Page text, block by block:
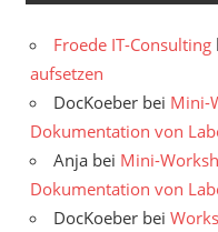
Froede IT-Consulting
aufsetzen
DocKoeber bei Mini-
Dokumentation von
Anja bei Mini-
Dokumentation von
DocKoeber bei